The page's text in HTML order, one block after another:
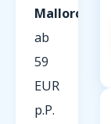
Mallorca
ab
59
EUR
p.P.